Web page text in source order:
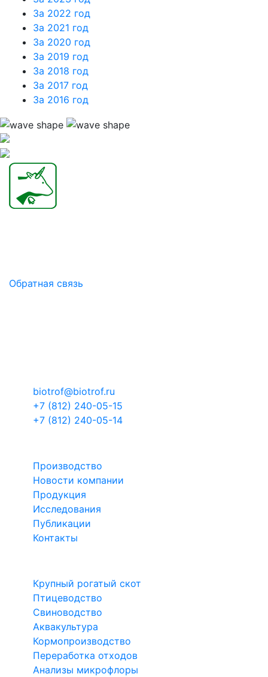
За 2022 год
За 2021 год
За 2020 год
За 2019 год
За 2018 год
За 2017 год
За 2016 год
Обратная связь
biotrof@biotrof.ru
+7 (812) 240-05-15
+7 (812) 240-05-14
Производство
Новости компании
Продукция
Исследования
Публикации
Контакты
Крупный рогатый скот
Птицеводство
Свиноводство
Аквакультура
Кормопроизводство
Переработка отходов
Анализы микрофлоры